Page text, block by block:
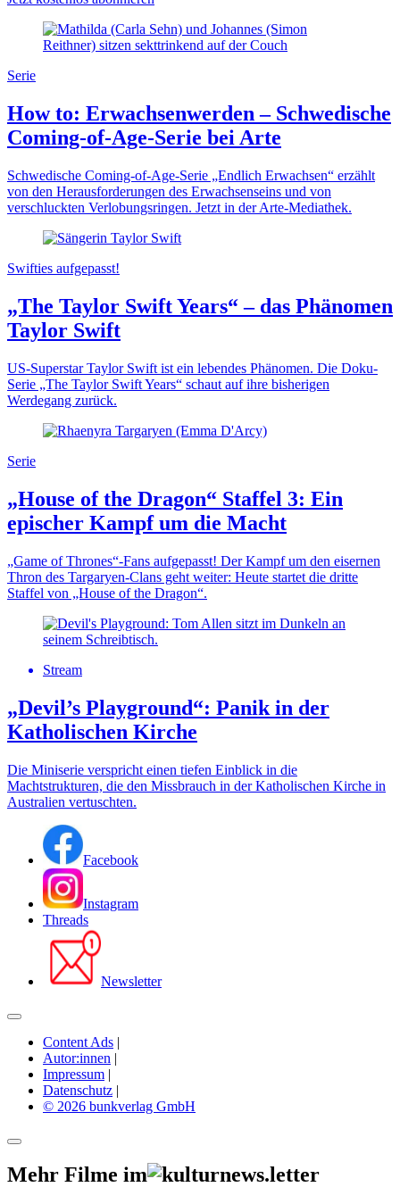
Serie
How to: Erwachsenwerden – Schwedische
Coming-of-Age-Serie bei Arte
Schwedische Coming-of-Age-Serie „Endlich Erwachsen“ erzählt
von den Herausforderungen des Erwachsenseins und von
verschluckten Verlobungsringen. Jetzt in der Arte-Mediathek.
Swifties aufgepasst!
„The Taylor Swift Years“ – das Phänomen
Taylor Swift
US-Superstar Taylor Swift ist ein lebendes Phänomen. Die Doku-
Serie „The Taylor Swift Years“ schaut auf ihre bisherigen
Werdegang zurück.
Serie
„House of the Dragon“ Staffel 3: Ein
epischer Kampf um die Macht
„Game of Thrones“-Fans aufgepasst! Der Kampf um den eisernen
Thron des Targaryen-Clans geht weiter: Heute startet die dritte
Staffel von „House of the Dragon“.
Stream
„Devil’s Playground“: Panik in der
Katholischen Kirche
Die Miniserie verspricht einen tiefen Einblick in die
Machtstrukturen, die den Missbrauch in der Katholischen Kirche in
Australien vertuschten.
Facebook
Instagram
Threads
Newsletter
Content Ads |
Autor:innen |
Impressum |
Datenschutz |
© 2026 bunkverlag GmbH
Mehr Filme im